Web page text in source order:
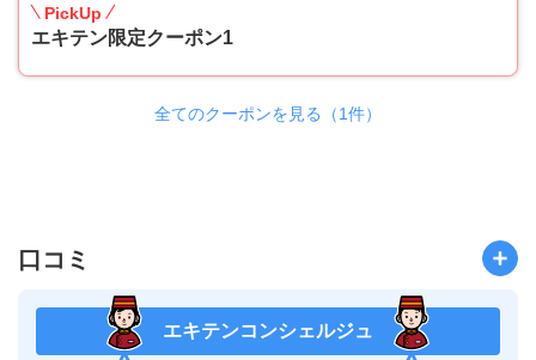
PickUp
エキテン限定クーポン1
全てのクーポンを見る（1件）
口コミ
エキテンコンシェルジュ